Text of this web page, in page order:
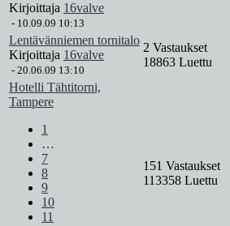
Kirjoittaja 16valve
- 10.09.09 10:13
Lentävänniemen tornitalo
Kirjoittaja 16valve
- 20.06.09 13:10
2 Vastaukset
18863 Luettu
Hotelli Tähtitorni,
Tampere
1
…
7
8
9
10
11
151 Vastaukset
113358 Luettu